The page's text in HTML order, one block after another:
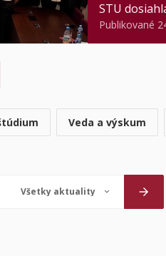
STU
Publikované
Veda a výskum